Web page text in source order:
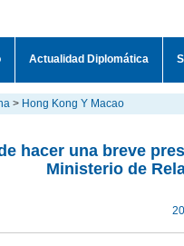
Actualidad Diplomática
> Hong Kong Y Macao
hacer una breve
Ministerio de